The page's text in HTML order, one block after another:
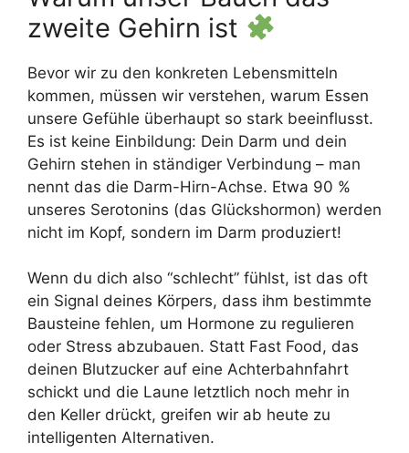
zweite Gehirn ist
Bevor wir zu den konkreten Lebensmitteln
kommen, müssen wir verstehen, warum Essen
unsere Gefühle überhaupt so stark beeinflusst.
Es ist keine Einbildung: Dein Darm und dein
Gehirn stehen in ständiger Verbindung – man
nennt das die Darm-Hirn-Achse. Etwa 90 %
unseres Serotonins (das Glückshormon) werden
nicht im Kopf, sondern im Darm produziert!
Wenn du dich also “schlecht” fühlst, ist das oft
ein Signal deines Körpers, dass ihm bestimmte
Bausteine fehlen, um Hormone zu regulieren
oder Stress abzubauen. Statt Fast Food, das
deinen Blutzucker auf eine Achterbahnfahrt
schickt und die Laune letztlich noch mehr in
den Keller drückt, greifen wir ab heute zu
intelligenten Alternativen.